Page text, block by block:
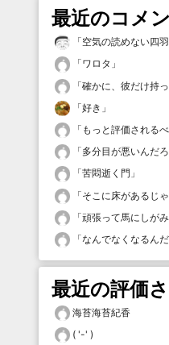
最近のコメ
「空気の読めない四
「ワロタ 」
「確かに、彼だけ持
「好き 」
「 もっと評価される
「多分目が悪いんだろ
「苦悶逝く門 」
「そこに床があるじ
「頑張って馬にしが
「なんでなくなるん
最近の評価
海苔海苔紀香
( '-' )